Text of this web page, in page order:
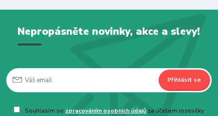
Nepropásněte novinky, akce a slevy!
Přihlásit se
Souhlasím se zpracováním osobních údajů za účelem rozesílky